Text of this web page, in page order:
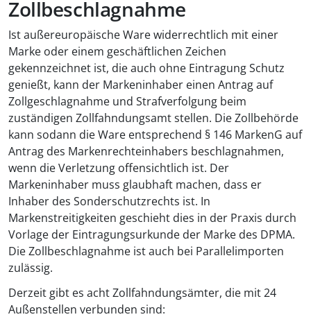
Zollbeschlagnahme
Ist außereuropäische Ware widerrechtlich mit einer
Marke oder einem geschäftlichen Zeichen
gekennzeichnet ist, die auch ohne Eintragung Schutz
genießt, kann der Markeninhaber einen Antrag auf
Zollgeschlagnahme und Strafverfolgung beim
zuständigen Zollfahndungsamt stellen. Die Zollbehörde
kann sodann die Ware entsprechend § 146 MarkenG auf
Antrag des Markenrechteinhabers beschlagnahmen,
wenn die Verletzung offensichtlich ist. Der
Markeninhaber muss glaubhaft machen, dass er
Inhaber des Sonderschutzrechts ist. In
Markenstreitigkeiten geschieht dies in der Praxis durch
Vorlage der Eintragungsurkunde der Marke des DPMA.
Die Zollbeschlagnahme ist auch bei Parallelimporten
zulässig.
Derzeit gibt es acht Zollfahndungsämter, die mit 24
Außenstellen verbunden sind: